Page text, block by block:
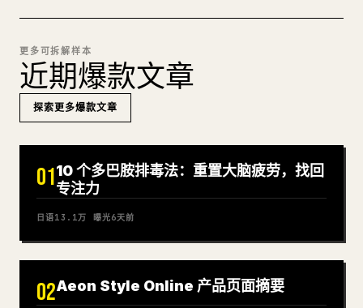
更多可拆解样本
近期爆款文章
探索更多爆款文章
0110 个多巴胺排毒法：重置大脑疲劳，找回
专注力
日语13.1万 曝光6天前
02Aeon Style Online 产品页面摘要